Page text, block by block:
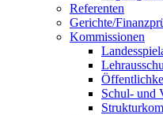
Referenten
Gerichte/
Kommissionen
Schul- und